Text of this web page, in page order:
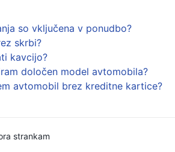
so vključena v ponudbo?
skrbi?
kavcijo?
določen model avtomobila?
avtomobil brez kreditne kartice?
strankam